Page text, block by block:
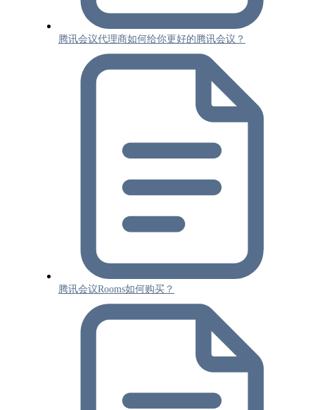
腾讯会议代理商如何给你更好的腾讯会议？
腾讯会议Rooms如何购买？